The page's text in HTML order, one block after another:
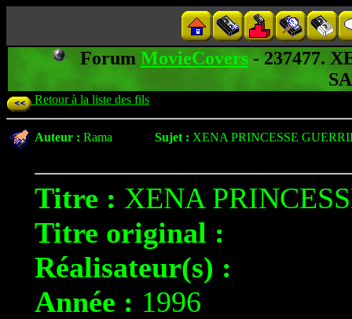
Forum MovieCovers- 237477.
Retour à la liste des fils
Auteur : Rama Sujet : XENA PRINCESSE
Titre : XENA
Titre original :
Réalisateur(s) :
Année : 1996